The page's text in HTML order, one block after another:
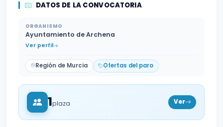
DATOS DE LA CONVOCATORIA
ORGANISMO
Ayuntamiento de Archena
Ver perfil
Región de Murcia Ofertas del paro
1plaza Ver